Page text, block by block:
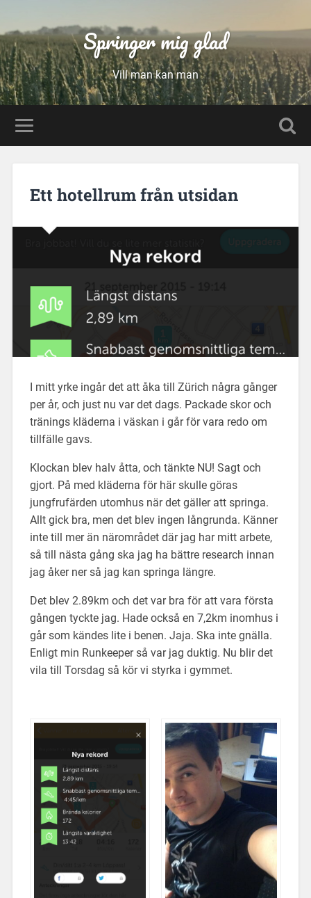
Springer mig glad
Vill man kan man
Ett hotellrum från utsidan
I mitt yrke ingår det att åka till Zürich några gånger
per år, och just nu var det dags. Packade skor och
tränings kläderna i väskan i går för vara redo om
tillfälle gavs.
Klockan blev halv åtta, och tänkte NU! Sagt och
gjort. På med kläderna för här skulle göras
jungfrufärden utomhus när det gäller att springa.
Allt gick bra, men det blev ingen långrunda. Känner
inte till mer än närområdet där jag har mitt arbete,
så till nästa gång ska jag ha bättre research innan
jag åker ner så jag kan springa längre.
Det blev 2.89km och det var bra för att vara första
gången tyckte jag. Hade också en 7,2km inomhus i
går som kändes lite i benen. Jaja. Ska inte gnälla.
Enligt min Runkeeper så var jag duktig. Nu blir det
vila till Torsdag så kör vi styrka i gymmet.